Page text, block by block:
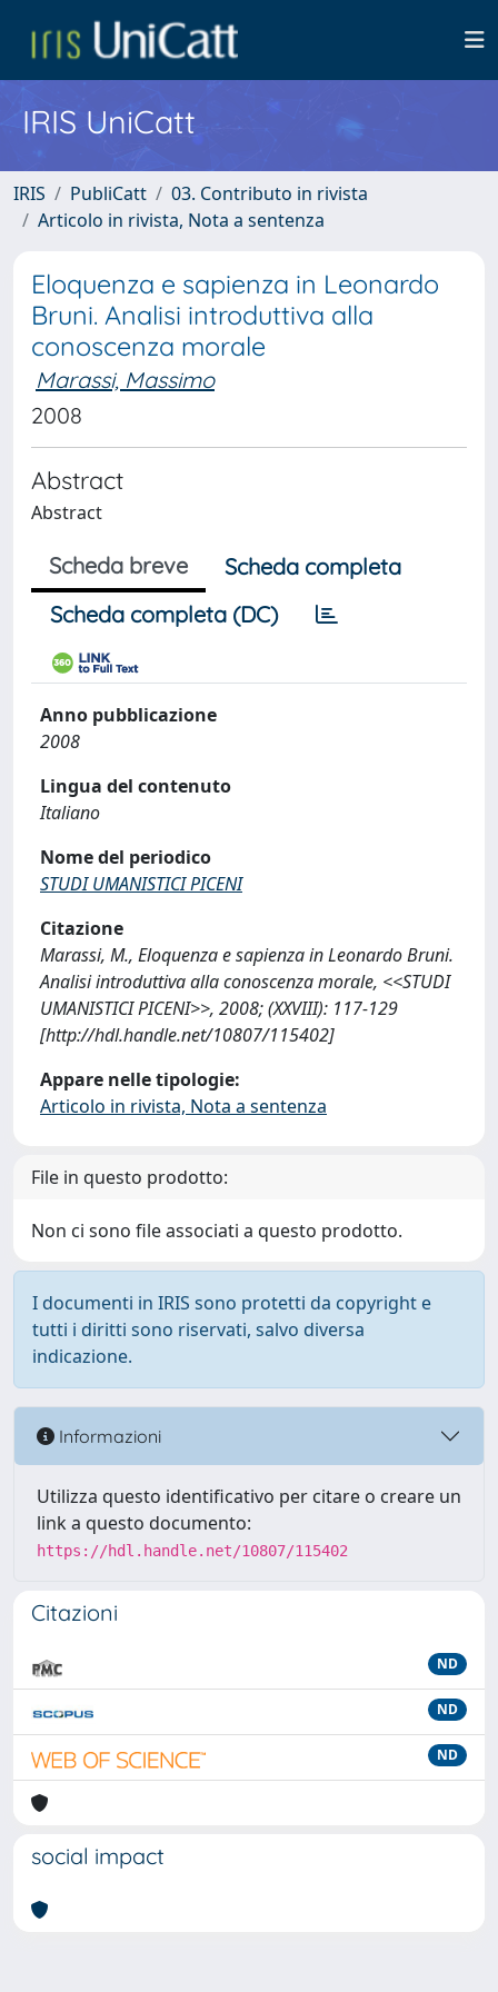
IRIS UniCatt
IRIS PubliCatt
03. Contributo in rivista
Articolo in rivista, Nota a sentenza
Eloquenza e sapienza in Leonardo
Bruni. Analisi introduttiva alla
conoscenza morale
Marassi, Massimo
2008
Abstract
Abstract
Scheda breve
Scheda completa
Scheda completa (DC)
Anno pubblicazione
2008
Lingua del contenuto
Italiano
Nome del periodico
STUDI UMANISTICI PICENI
Citazione
Marassi, M., Eloquenza e sapienza in Leonardo Bruni.
Analisi introduttiva alla conoscenza morale, <<STUDI
UMANISTICI PICENI>>, 2008; (XXVIII): 117-129
[http://hdl.handle.net/10807/115402]
Appare nelle tipologie:
Articolo in rivista, Nota a sentenza
File in questo prodotto:
Non ci sono file associati a questo prodotto.
I documenti in IRIS sono protetti da copyright e
tutti i diritti sono riservati, salvo diversa
indicazione.
Informazioni
Utilizza questo identificativo per citare o creare un
link a questo documento:
https://hdl.handle.net/10807/115402
Citazioni
ND
ND
ND
social impact